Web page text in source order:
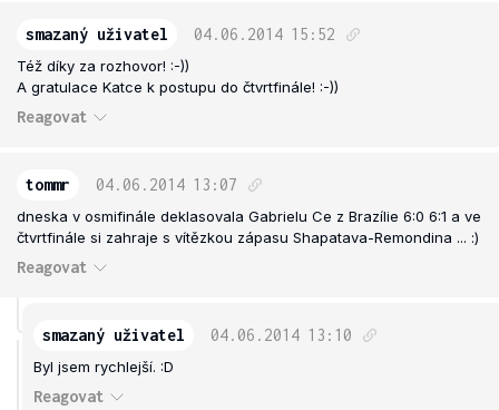
smazaný uživatel 04.06.2014 15:52
Též díky za rozhovor! :-))
A gratulace Katce k postupu do čtvrtfinále! :-))
Reagovat
tommr 04.06.2014 13:07
dneska v osmifinále deklasovala Gabrielu Ce z Brazílie 6:0 6:1 a ve
čtvrtfinále si zahraje s vítězkou zápasu Shapatava-Remondina ... :)
Reagovat
smazaný uživatel 04.06.2014 13:10
Byl jsem rychlejší. :D
Reagovat